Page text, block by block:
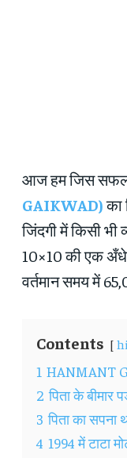
आज हम जिस सफल
GAIKWAD)का
जिंदगी में किसी
10×10 की एक
वर्तमान समय में
Contents
1 HANMANT
2 पिता के
3 पिता का
4 1994 में टाटा